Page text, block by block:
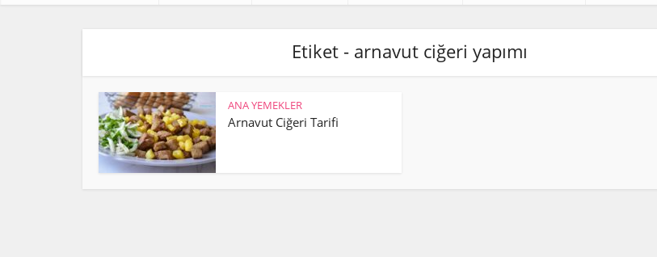
Etiket - arnavut ciğeri yapımı
ANA YEMEKLER
Arnavut Ciğeri Tarifi